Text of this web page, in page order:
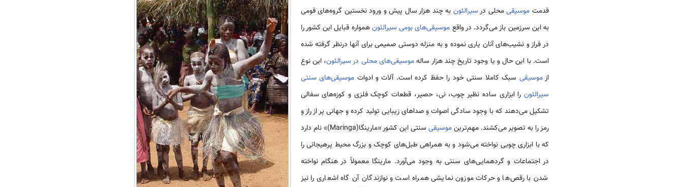
قدمت موسیقیمحلی درسیرالئون به چند هزار سال پیش و ورود نخستین گروه‌های قومی
به این سرزمین باز می‌گردد. در واقع موسیقی‌های بومی سیرالئونهمواره قبایل این کشور را
در فراز و نشیب‌های آنان یاری نموده و به منزله دوستی صمیمی برای آنها درنظر گرفته شده
است. با این حال و یا وجود تاریخ چند هزار سالهموسیقی‌های محلی در سیرالئون، این نوع
ازموسیقی سبک کاملا سنتی خود را حفظ کرده است. آلات و ادوات موسیقی‌­های سنتی
سیرالئون را ابزاری ساده نظیر چوب، نی، حصیر، قطعات کوچک فلزی و کوزه‌های سفالی
تشکیل می­‌دهند که با وجود سادگی اصوات و صداهای زیبایی تولید کرده و جهانی پر از راز و
رمز را به تصویر می‌­کشند. مهم‌­ترینموسیقی
سنتی این کشور «مارینگا(Maringa)» نام دارد
که با ابزاری چوبی نواخته می‌­شود و به همراهی طبل­‌های کوچک و بزرگ محیط پرهیجانی را
در اجتماعات و گردهمایی‌­های سنتی به وجود می­‌آورد. مارینگا معمولاً در هنگام نواخته
شدن با رقص‌­ها و حرکات موزون نمایشی همراه است و نوازندگان آن گاه اشعاری را نیز